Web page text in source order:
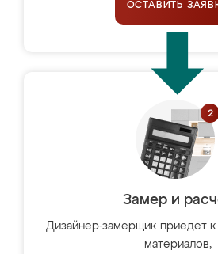
ОСТАВИТЬ
Замер и
Дизайнер-замерщик приедет к
материалов,